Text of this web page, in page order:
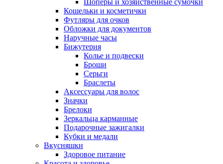
Шоперы и хозяйственные сумочки
Кошельки и косметички
Футляры для очков
Обложки для документов
Наручные часы
Бижутерия
Колье и подвески
Броши
Серьги
Браслеты
Аксессуары для волос
Значки
Брелоки
Зеркальца карманные
Подарочные зажигалки
Кубки и медали
Вкусняшки
Здоровое питание